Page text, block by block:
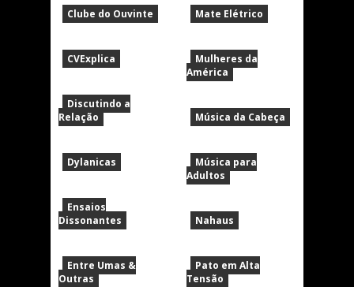
Clube do Ouvinte
CVExplica
Discutindo a
Relação
Dylanicas
Ensaios
Dissonantes
Entre Umas &
Outras
Mate Elétrico
Mulheres da
América
Música da Cabeça
Música para
Adultos
Nahaus
Pato em Alta
Tensão